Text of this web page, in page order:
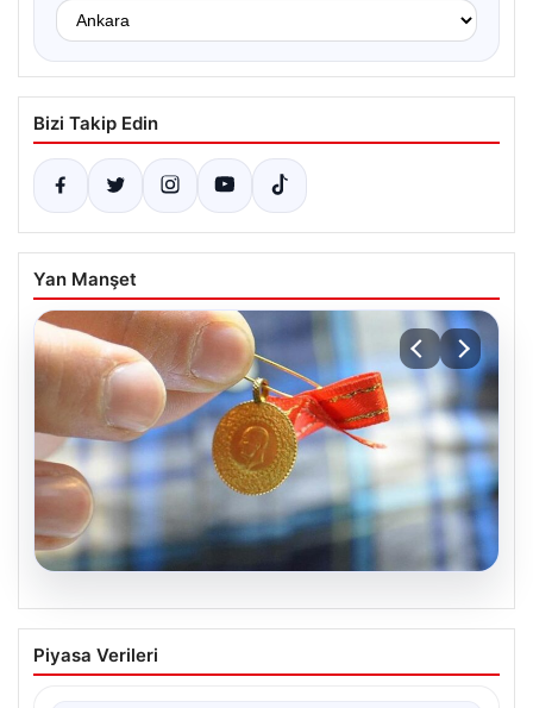
Bizi Takip Edin
Yan Manşet
05.08.2026
Altın fiyatları canlı 8 Nisan 2026: Altın
fiyatları ne kadar oldu? Gram, çeyrek,
Piyasa Verileri